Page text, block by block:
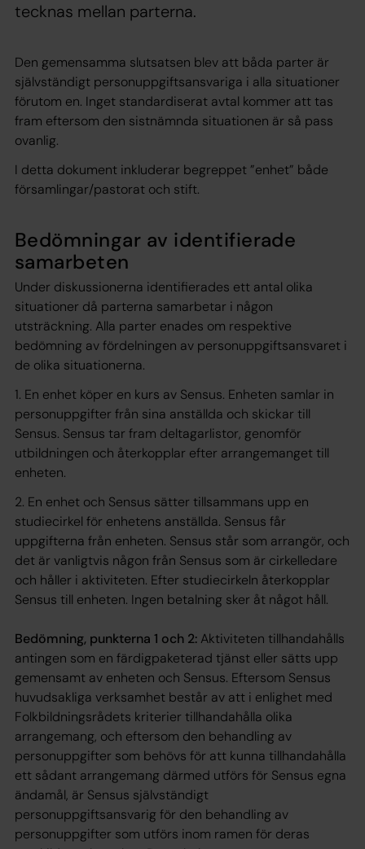
tecknas mellan parterna.
Den gemensamma slutsatsen blev att båda parter är
självständigt personuppgiftsansvariga i alla situationer
förutom en. Inget standardiserat avtal kommer att tas
fram eftersom den sistnämnda situationen är så pass
ovanlig.
I detta dokument inkluderar begreppet ”enhet” både
församlingar/pastorat och stift.
Bedömningar av identifierade
samarbeten
Under diskussionerna identifierades ett antal olika
situationer då parterna samarbetar i någon
utsträckning. Alla parter enades om respektive
bedömning av fördelningen av personuppgiftsansvaret i
de olika situationerna.
1. En enhet köper en kurs av Sensus. Enheten samlar in
personuppgifter från sina anställda och skickar till
Sensus. Sensus tar fram deltagarlistor, genomför
utbildningen och återkopplar efter arrangemanget till
enheten.
2. En enhet och Sensus sätter tillsammans upp en
studiecirkel för enhetens anställda. Sensus får
uppgifterna från enheten. Sensus står som arrangör, och
det är vanligtvis någon från Sensus som är cirkelledare
och håller i aktiviteten. Efter studiecirkeln återkopplar
Sensus till enheten. Ingen betalning sker åt något håll.
Bedömning, punkterna 1 och 2: Aktiviteten tillhandahålls
antingen som en färdigpaketerad tjänst eller sätts upp
gemensamt av enheten och Sensus. Eftersom Sensus
huvudsakliga verksamhet består av att i enlighet med
Folkbildningsrådets kriterier tillhandahålla olika
arrangemang, och eftersom den behandling av
personuppgifter som behövs för att kunna tillhandahålla
ett sådant arrangemang därmed utförs för Sensus egna
ändamål, är Sensus självständigt
personuppgiftsansvarig för den behandling av
personuppgifter som utförs inom ramen för deras